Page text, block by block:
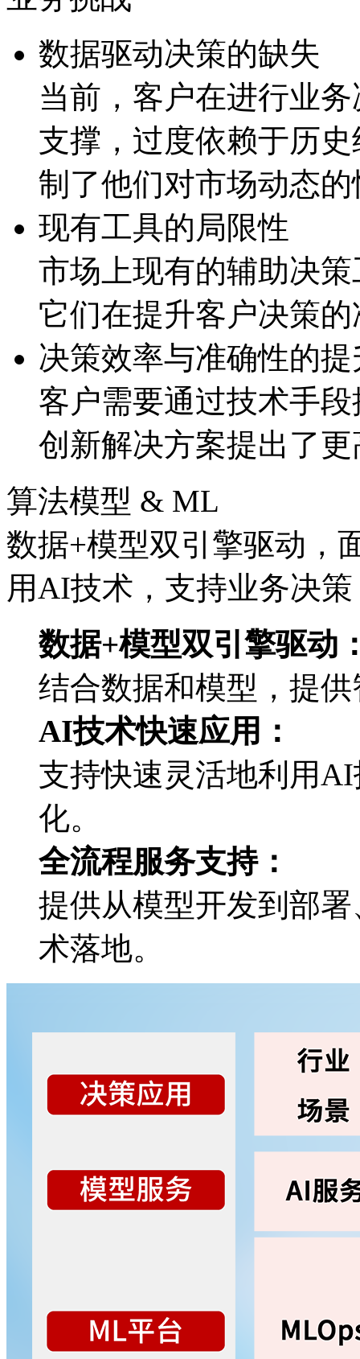
数据驱动决策的缺失
当前，客户在进行业
支撑，过度依赖于历
制了他们对市场动态
现有工具的局限性
市场上现有的辅助决策
它们在提升客户决策
决策效率与准确性的
客户需要通过技术手段
创新解决方案提出了
算法模型 & ML
数据+模型双引擎驱动，
用AI技术，支持业务决
数据+模型双引擎驱动
结合数据和模型，
AI技术快速应用：
支持快速灵活地利用AI
化。
全流程服务支持：
提供从模型开发到部署
术落地。